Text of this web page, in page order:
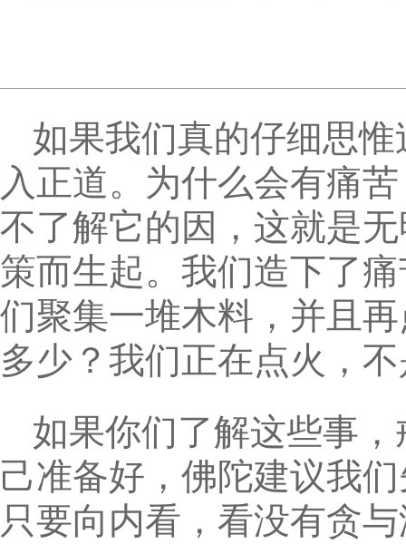
如果我们真的仔细思
入正道。为什么会有痛
不了解它的因，这就是
策而生起。我们造下了
们聚集一堆木料，并且
多少？我们正在点火，
如果你们了解这些事
己准备好，佛陀建议我
只要向内看，看没有贪